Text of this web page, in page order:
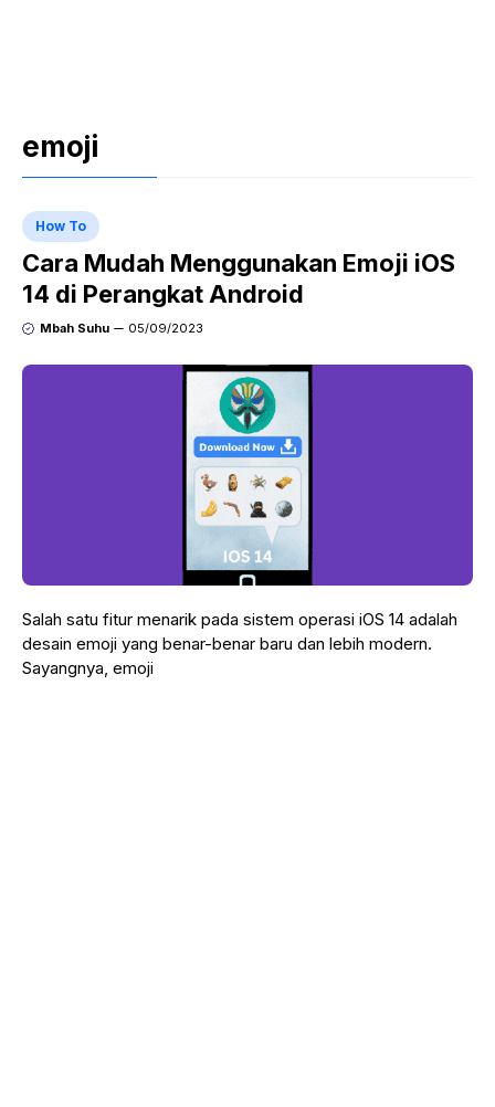
emoji
How To
Cara Mudah Menggunakan Emoji iOS
14 di Perangkat Android
Mbah Suhu 05/09/2023
Salah satu fitur menarik pada sistem operasi iOS 14 adalah
desain emoji yang benar-benar baru dan lebih modern.
Sayangnya, emoji